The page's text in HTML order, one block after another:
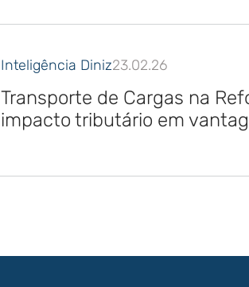
Inteligência Diniz23.02.26
Transporte de Cargas na
impacto tributário em